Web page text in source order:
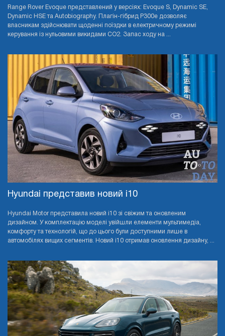
Range Rover Evoque представлений у версіях: Evoque S, Dynamic SE,
Dynamic HSE та Autobiography. Плагін-гібрид P300e дозволяє
власникам здійснювати щоденні поїздки в електричному режимі
керування із нульовими викидами CO2. Запас ходу на ...
Hyundai представив новий i10
Hyundai Motor представила новий i10 зі свіжим та оновленим
дизайном. У комплектацію моделі увійшли елементи мультимедіа,
комфорту та технологій, що до цього були доступними лише в
автомобілях вищих сегментів. Новий i10 отримав оновлення дизайну, ...